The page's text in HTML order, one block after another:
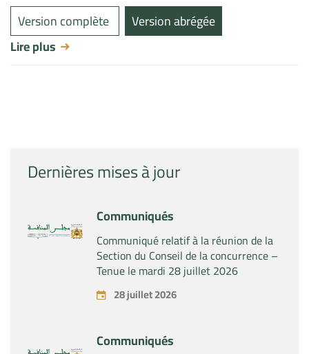
Dernières mises à jour
Communiqués
Communiqué relatif à la réunion de la
Section du Conseil de la concurrence –
Tenue le mardi 28 juillet 2026
28 juillet 2026
Communiqués
Version complète
Version abrégée
Lire plus